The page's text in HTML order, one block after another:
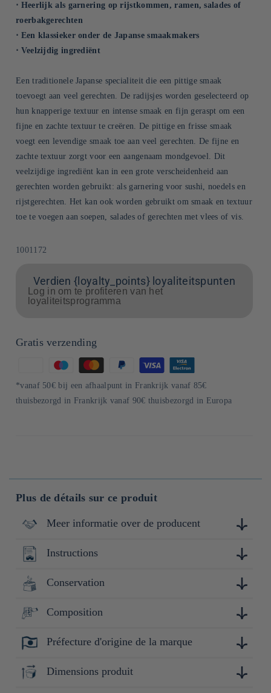
⋅ Heerlijk als garnering op rijstkommen, ramen, salades of
roerbakgerechten
⋅ Een klassieker onder de Japanse smaakmakers
⋅ Veelzijdig ingrediënt
Een traditionele Japanse specialiteit die een pittige smaak
toevoegt aan veel gerechten. De radijsjes worden geselecteerd op
hun knapperige textuur en intense smaak en fijn geraspt om een
fijne en zachte textuur te creëren. De pittige en frisse smaak
voegt een levendige smaak toe aan veel gerechten. De fijne en
zachte textuur zorgt voor een aangenaam mondgevoel. Dit
veelzijdige ingrediënt kan in een grote verscheidenheid aan
gerechten worden gebruikt: als garnering voor sushi, noedels en
rijstgerechten. Het kan ook worden gebruikt om smaak en textuur
toe te voegen aan soepen, salades of gerechten met vlees of vis.
SKU:
1001172
Verdien {loyalty_points} loyaliteitspunten
Log in om te profiteren van het
loyaliteitsprogramma
Gratis verzending
Betaalmethoden
*vanaf 50€ bij een afhaalpunt in Frankrijk vanaf 85€
thuisbezorgd in Frankrijk vanaf 90€ thuisbezorgd in Europa
Plus de détails sur ce produit
Meer informatie over de producent
Produites au Japon par l'entreprise Tanaka Bussan, spécialiste
dans la fabrication et la distribution de produits à base de
farine, située dans la préfecture de Mie.
Instructions
Réhydratez dans de l'eau froide 15 minutes, essorez et
consommez rapidement.
Conservation
Conserver à l'abri de la lumière, de la chaleur et de
Composition
Radis japonais daikon (Miyazaki, Japon)
Préfecture d'origine de la marque
Nagasaki
Dimensions produit